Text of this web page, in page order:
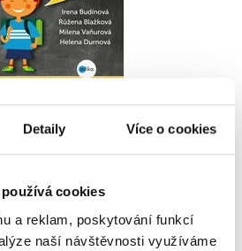
Detaily Více o cookies
cookies
a reklam, poskytování funkcí
naší návštěvnosti využíváme
Do košíku
249 Kč
199 Kč